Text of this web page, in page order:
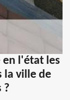
l'état les
la ville de
?